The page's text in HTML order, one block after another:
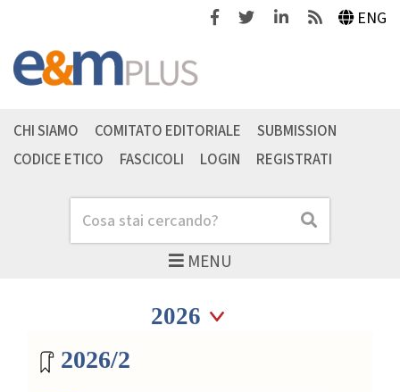
FacebookTwitterLinkedinFeeds ENG
MENU
Cerca Cerca
CHI SIAMO COMITATO EDITORIALE
SUBMISSION
CODICE ETICO
FASCICOLI LOGIN REGISTRATI
Archivio riviste
Seleziona annoSeleziona anno
2026/2